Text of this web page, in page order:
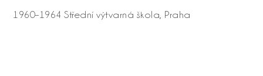
1960–1964 Střední výtvarná škola, Praha